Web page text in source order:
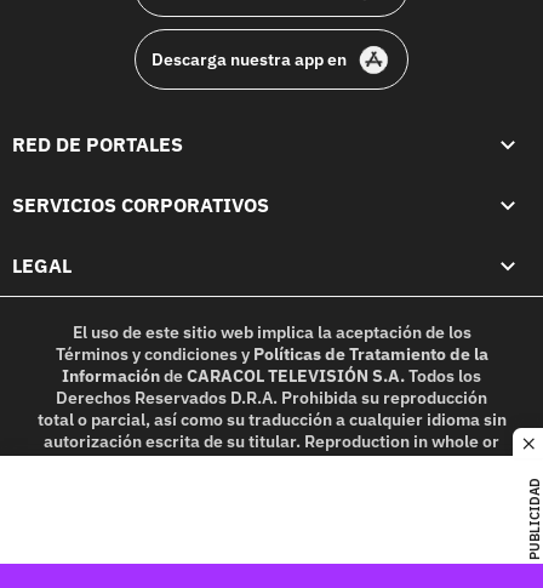
PUBLICIDAD
Descarga nuestra app en
RED DE PORTALES
SERVICIOS CORPORATIVOS
LEGAL
El uso de este sitio web implica la aceptación de los
Términos y condicionesy Políticas de Tratamiento de la
InformacióndeCARACOL TELEVISIÓN S.A.Todos los
Derechos Reservados D.R.A. Prohibida su reproducción
total o parcial, así como su traducción a cualquier idioma sin
autorización escrita de su titular. Reproduction in whole or